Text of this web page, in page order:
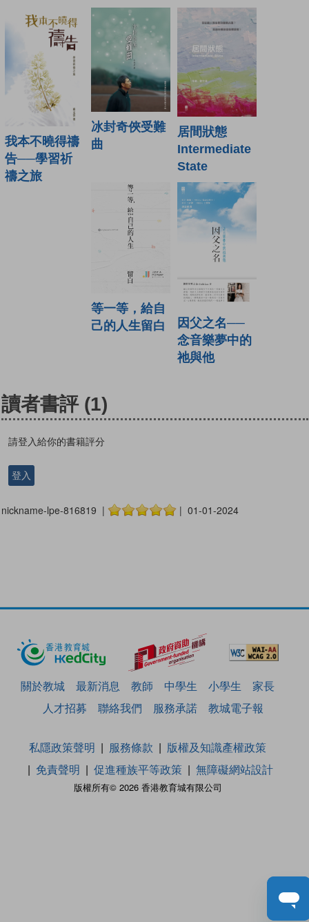
我本不曉得禱
告──學習祈
禱之旅
冰封奇俠受難
曲
居間狀態
Intermediate
State
等一等，給自
己的人生留白
因父之名──
念音樂夢中的
祂與他
讀者書評 (1)
請登入給你的書籍評分
登入
nickname-lpe-816819 | | 01-01-2024
關於教城 最新消息 教師 中學生 小學生
家長
人才招募
聯絡我們 服務承諾 教城電子報
版權所有© 2026 香港教育城有限公司
私隱政策聲明 服務條款
版權及知識產權政策
免責聲明
促進種族平等政策 無障礙網站設計